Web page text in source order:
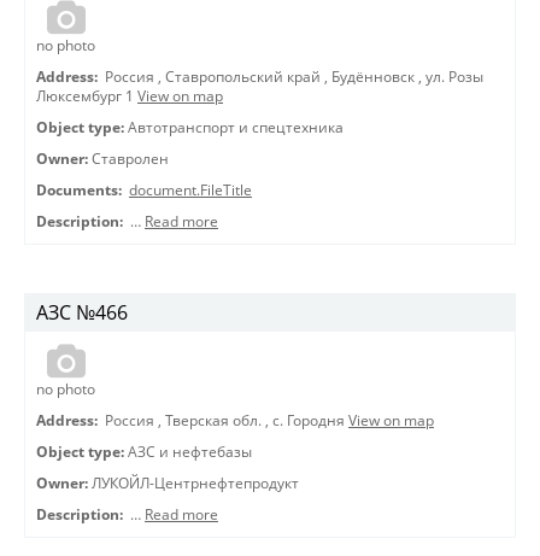
no photo
Address: Россия , Ставропольский край , Будённовск , ул. Розы
Люксембург 1 View on map
Object type: Автотранспорт и спецтехника
Owner: Ставролен
Documents: document.FileTitle
Description: … Read more
АЗС №466
no photo
Address: Россия , Тверская обл. , с. Городня View on map
Object type: АЗС и нефтебазы
Owner: ЛУКОЙЛ-Центрнефтепродукт
Description: … Read more